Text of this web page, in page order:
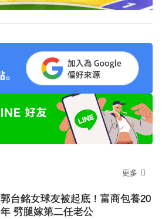
更多
郭台銘女球友被起底！富商包養20
年 劈腿嫁第二任老公